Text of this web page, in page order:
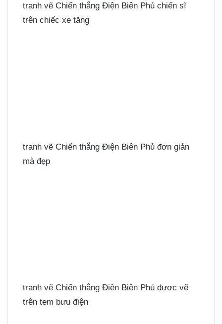
tranh vẽ Chiến thắng Điện Biên Phủ chiến sĩ
trên chiếc xe tăng
tranh vẽ Chiến thắng Điện Biên Phủ đơn giản
mà đẹp
tranh vẽ Chiến thắng Điện Biên Phủ được vẽ
trên tem bưu điện